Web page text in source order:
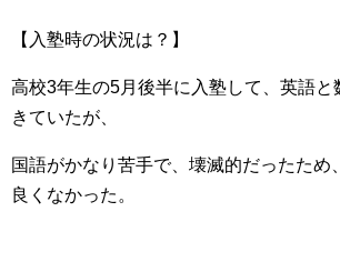
【入塾時の状況は？】
高校3年生の5月後半に入塾して、英語と
きていたが、
国語がかなり苦手で、壊滅的だったため
良くなかった。